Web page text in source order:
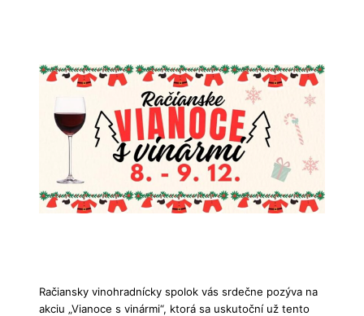
Račiansky vinohradnícky spolok vás srdečne pozýva na
akciu „Vianoce s vinármi“, ktorá sa uskutoční už tento